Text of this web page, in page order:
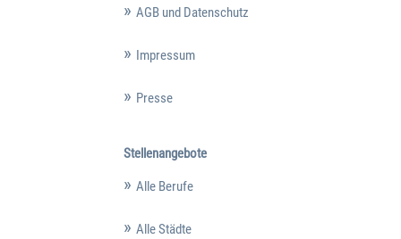
AGB und Datenschutz
Impressum
Presse
Stellenangebote
Alle Berufe
Alle Städte